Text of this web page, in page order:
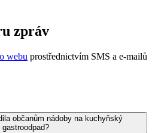
zpráv
webu prostřednictvím SMS a e-mailů
občanům nádoby na kuchyňský
gastroodpad?